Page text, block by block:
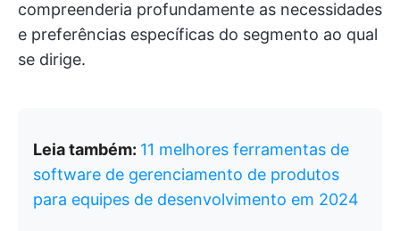
compreenderia profundamente as necessidades
e preferências específicas do segmento ao qual
se dirige.
Leia também: 11 melhores ferramentas de
software de gerenciamento de produtos
para equipes de desenvolvimento em 2024